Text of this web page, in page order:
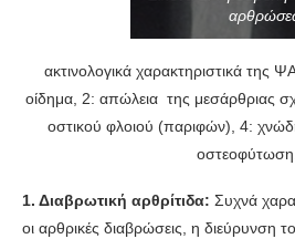
ακτινολογικά χαρακτηριστικά της
οίδημα, 2: απώλεια της μεσάρθριας
οστικού φλοιού (παριφών), 4:
οστεοφύτωση.
1. Διαβρωτική αρθρίτιδα: Συχνά
οι αρθρικές διαβρώσεις, η διεύρυνση